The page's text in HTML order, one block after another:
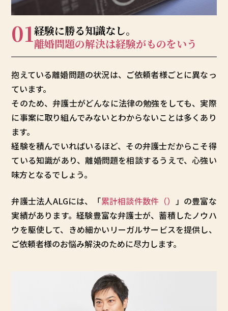
01経験に勝る知識なし。
離婚問題の解決は経験がものをいう
抱えている離婚問題の状況は、ご依頼者様ごとに異なっ
ています。
そのため、弁護士がどんなに法律の勉強をしても、実際
に事案に取り組んでみないとわからないことは多くあり
ます。
経験を積んでいればいるほど、その弁護士だからこそ得
ている知識があり、離婚問題を相談するうえで、心強い
味方となるでしょう。
弁護士法人ALGには、「累計相談件数件（） 」の豊富な
実績があります。経験豊富な弁護士が、蓄積したノウハ
ウを駆使して、きめ細かいリーガルサービスを提供し、
ご依頼者様のお悩み解決のために尽力します。